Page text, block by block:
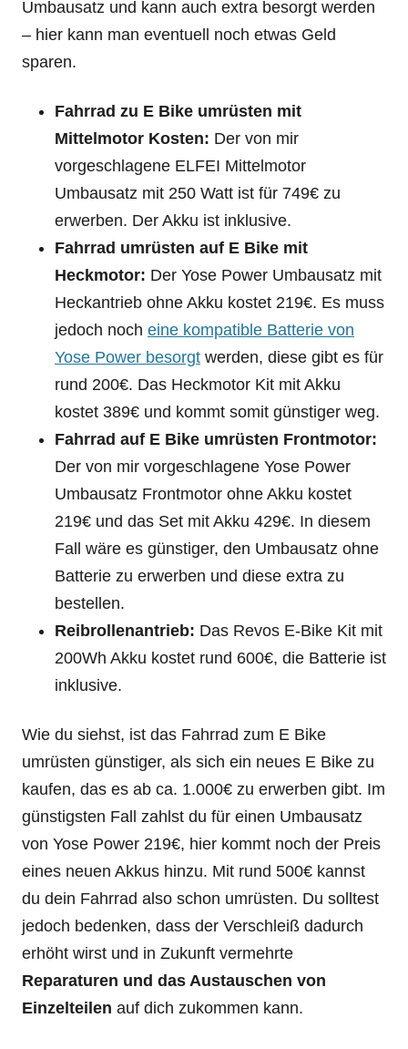
Umbausatz und kann auch extra besorgt werden
– hier kann man eventuell noch etwas Geld
sparen.
Fahrrad zu E Bike umrüsten mit
Mittelmotor Kosten: Der von mir
vorgeschlagene ELFEI Mittelmotor
Umbausatz mit 250 Watt ist für 749€ zu
erwerben. Der Akku ist inklusive.
Fahrrad umrüsten auf E Bike mit
Heckmotor: Der Yose Power Umbausatz mit
Heckantrieb ohne Akku kostet 219€. Es muss
jedoch noch eine kompatible Batterie von
Yose Power besorgt werden, diese gibt es für
rund 200€. Das Heckmotor Kit mit Akku
kostet 389€ und kommt somit günstiger weg.
Fahrrad auf E Bike umrüsten Frontmotor:
Der von mir vorgeschlagene Yose Power
Umbausatz Frontmotor ohne Akku kostet
219€ und das Set mit Akku 429€. In diesem
Fall wäre es günstiger, den Umbausatz ohne
Batterie zu erwerben und diese extra zu
bestellen.
Reibrollenantrieb: Das Revos E-Bike Kit mit
200Wh Akku kostet rund 600€, die Batterie ist
inklusive.
Wie du siehst, ist das Fahrrad zum E Bike
umrüsten günstiger, als sich ein neues E Bike zu
kaufen, das es ab ca. 1.000€ zu erwerben gibt. Im
günstigsten Fall zahlst du für einen Umbausatz
von Yose Power 219€, hier kommt noch der Preis
eines neuen Akkus hinzu. Mit rund 500€ kannst
du dein Fahrrad also schon umrüsten. Du solltest
jedoch bedenken, dass der Verschleiß dadurch
erhöht wirst und in Zukunft vermehrte
Reparaturen und das Austauschen von
Einzelteilen auf dich zukommen kann.